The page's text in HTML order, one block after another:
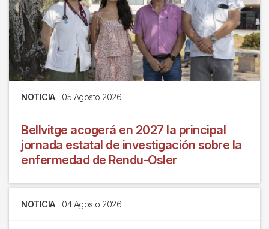
NOTICIA 05 Agosto 2026
Bellvitge acogerá en 2027 la principal
jornada estatal de investigación sobre la
enfermedad de Rendu-Osler
NOTICIA 04 Agosto 2026